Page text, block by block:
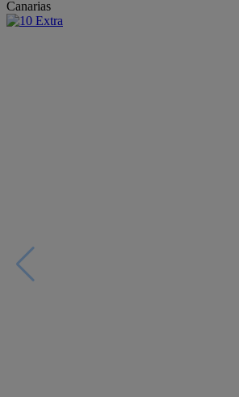
Canarias